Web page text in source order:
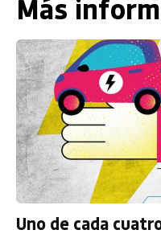
Más
Uno de cada